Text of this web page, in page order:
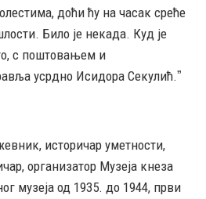
доћи ћу на часак среће
Било је некада. Куд је
с поштовањем и
усрдно Исидора Секулић.ˮ
историчар уметности,
организатор Музеја кнеза
музеја од 1935. до 1944, први